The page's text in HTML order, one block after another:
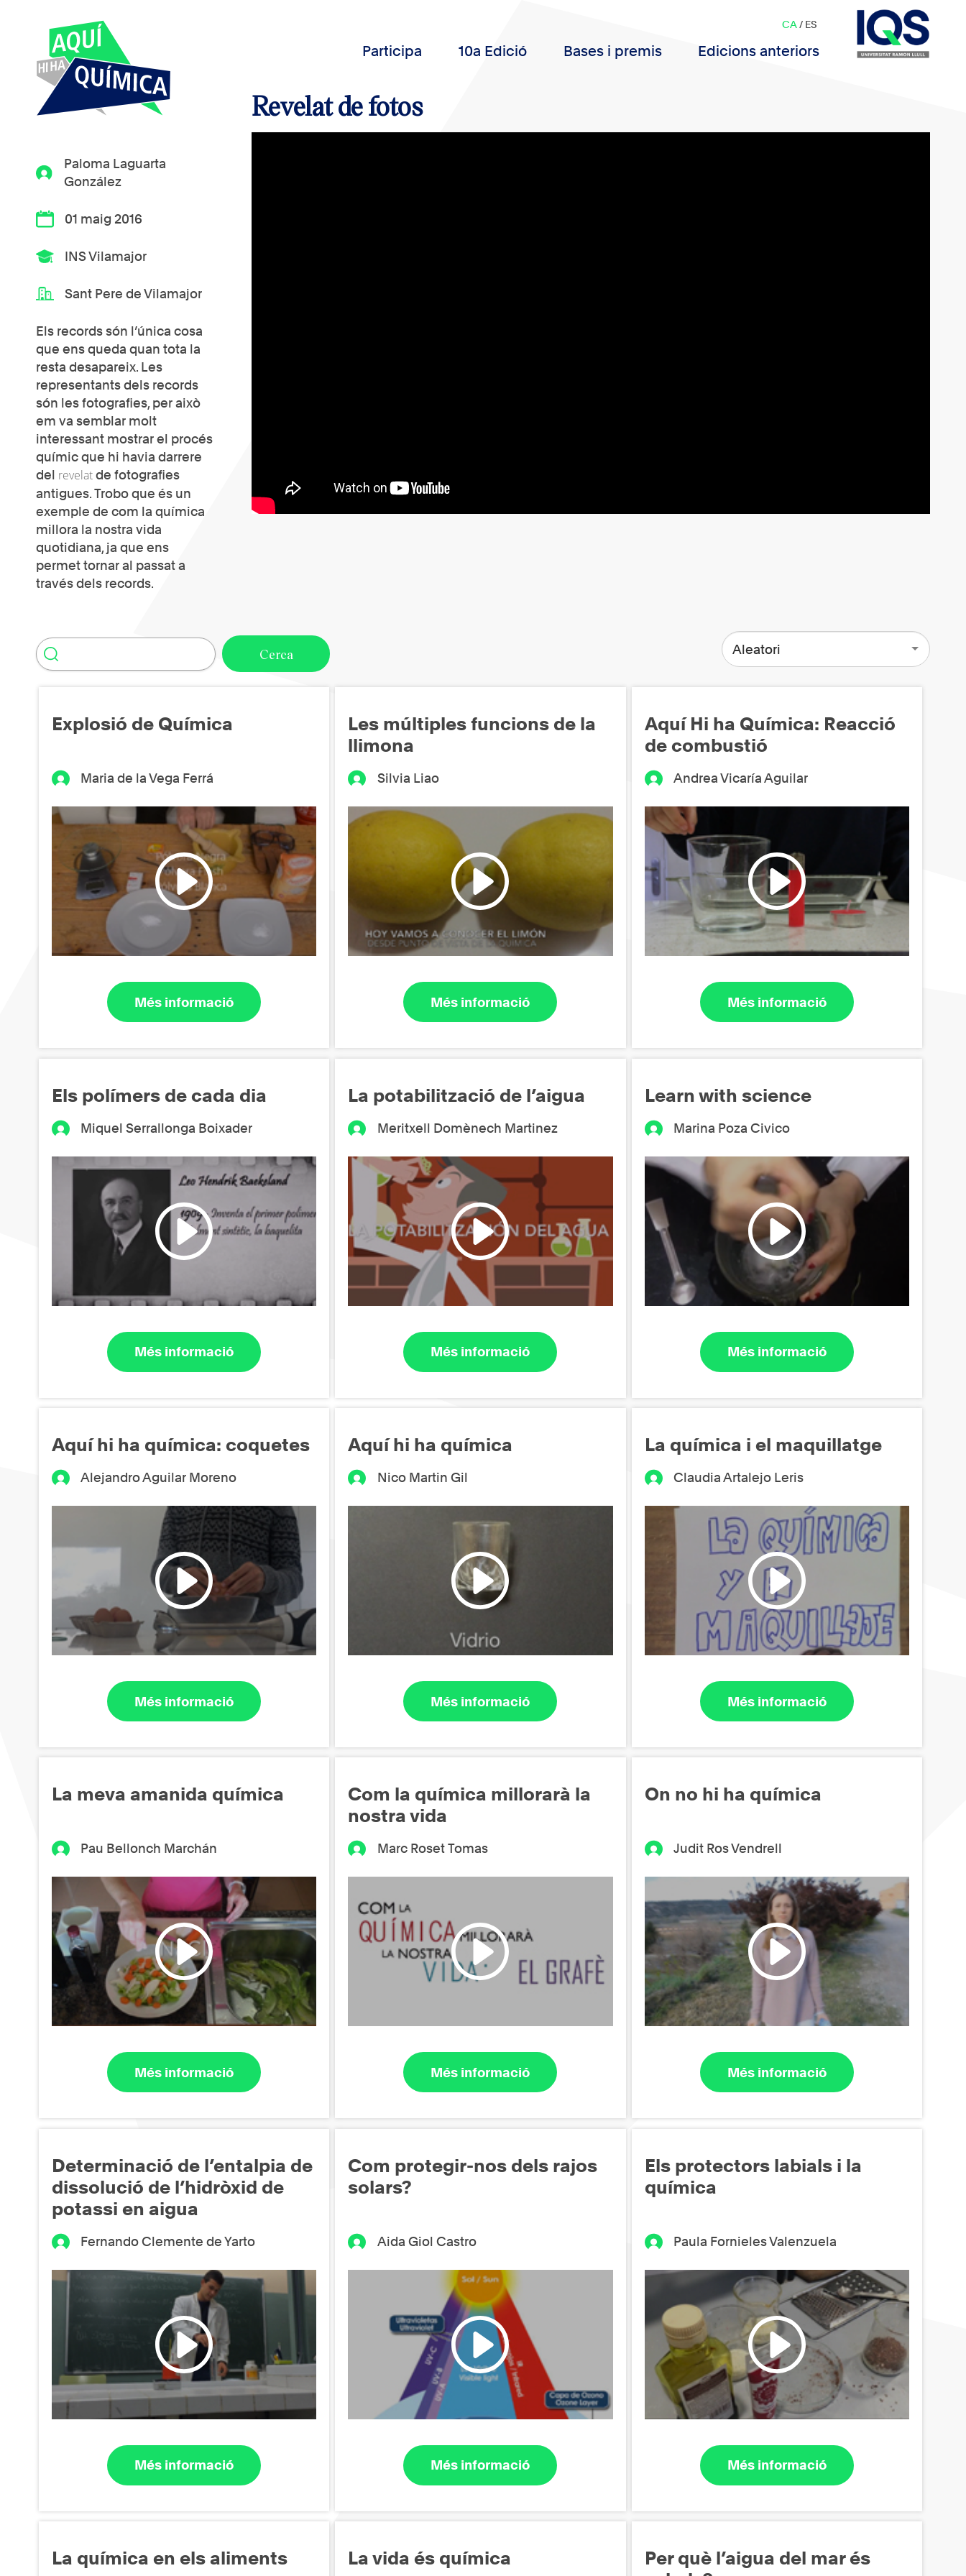
Participa 10a Edició Bases i premis Edicions anteriors
CA/ ES
Paloma Laguarta
González
01 maig 2016
INS Vilamajor
Sant Pere de Vilamajor
Els records són l’única cosa
que ens queda quan tota la
resta desapareix. Les
representants dels records
són les fotografies, per això
em va semblar molt
interessant mostrar el procés
químic que hi havia darrere
del revelatde fotografies
antigues. Trobo que és un
exemple de com la química
millora la nostra vida
quotidiana, ja que ens
permet tornar al passat a
través dels records.
Revelat de fotos
Aleatori
Explosió de Química
Maria de la Vega Ferrá
Més informació
Les múltiples funcions de la
llimona
Silvia Liao
Més informació
Aquí Hi ha Química: Reacció
de combustió
Andrea Vicaría Aguilar
Més informació
Els polímers de cada dia
Miquel Serrallonga Boixader
Més informació
La potabilització de l’aigua
Meritxell Domènech Martinez
Més informació
Learn with science
Marina Poza Civico
Més informació
Aquí hi ha química: coquetes
Alejandro Aguilar Moreno
Més informació
Aquí hi ha química
Nico Martin Gil
Més informació
La química i el maquillatge
Claudia Artalejo Leris
Més informació
La meva amanida química
Pau Bellonch Marchán
Més informació
Com la química millorarà la
nostra vida
Marc Roset Tomas
Més informació
On no hi ha química
Judit Ros Vendrell
Més informació
Determinació de l’entalpia de
dissolució de l’hidròxid de
potassi en aigua
Fernando Clemente de Yarto
Més informació
Com protegir-nos dels rajos
solars?
Aida Giol Castro
Més informació
Els protectors labials i la
química
Paula Fornieles Valenzuela
Més informació
La química en els aliments La vida és química
Per què l’aigua del mar és